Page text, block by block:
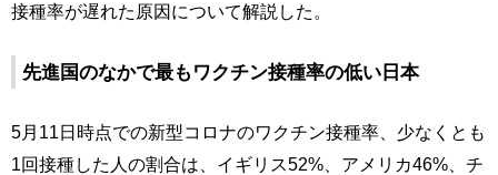
接種率が遅れた原因について解説した。
先進国のなかで最もワクチン接種率の低い日本
5月11日時点での新型コロナのワクチン接種率、少なくとも
1回接種した人の割合は、イギリス52%、アメリカ46%、チ